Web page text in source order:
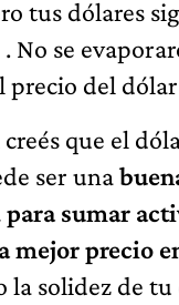
tus dólares
No se
precio del
creés que el
ser una
sumar
mejor precio
la solidez de tu